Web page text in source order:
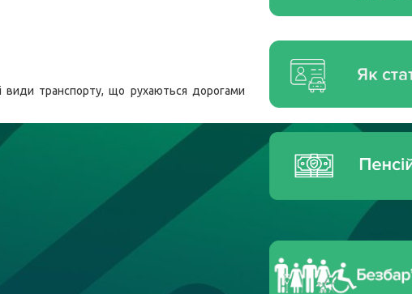
види транспорту, що рухаються дорогами